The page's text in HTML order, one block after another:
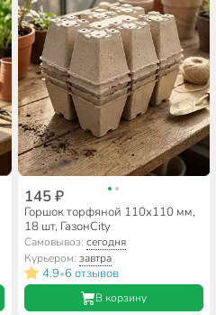
145 ₽
Горшок торфяной 110х110 мм,
18 шт, ГазонCity
Самовывоз: сегодня
Курьером: завтра
4.9•6 отзывов
В корзину